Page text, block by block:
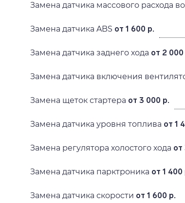
Замена датчика массового расхода
Замена датчика ABS от 1 600 р.
Замена датчика заднего хода от 2 000
Замена датчика включения
Замена щеток стартера от 3 000 р.
Замена датчика уровня топлива от 1
Замена регулятора холостого хода от
Замена датчика парктроника от 1 400
Замена датчика скорости от 1 600 р.